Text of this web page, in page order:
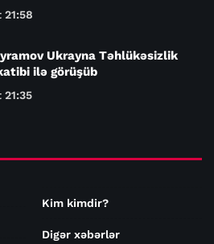
21:58
Ukrayna Təhlükəsizlik
ilə görüşüb
21:35
Kim kimdir?
Digər xəbərlər